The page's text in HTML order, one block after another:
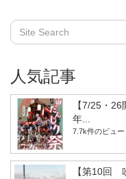
人気記事
【7/25・
年...
7.7k件のビュー
【第10回